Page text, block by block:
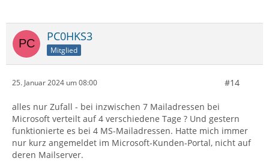
PC0HKS3
Mitglied
25. Januar 2024 um 08:00 #14
alles nur Zufall - bei inzwischen 7 Mailadressen bei
Microsoft verteilt auf 4 verschiedene Tage ? Und gestern
funktionierte es bei 4 MS-Mailadressen. Hatte mich immer
nur kurz angemeldet im Microsoft-Kunden-Portal, nicht auf
deren Mailserver.